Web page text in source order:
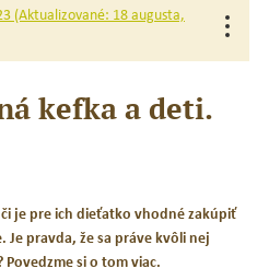
(Aktualizované: 18 augusta,
kefka a deti.
je pre ich dieťatko vhodné zakúpiť
pravda, že sa práve kvôli nej
si o tom viac.
Novinka